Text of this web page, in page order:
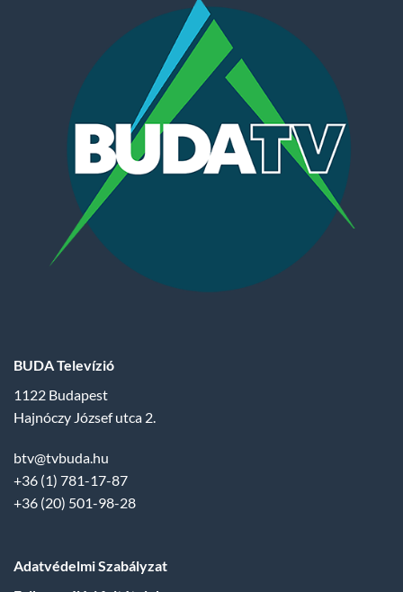
BUDA Televízió
1122 Budapest
Hajnóczy József utca 2.
btv@tvbuda.hu
+36 (1) 781-17-87
+36 (20) 501-98-28
Adatvédelmi Szabályzat